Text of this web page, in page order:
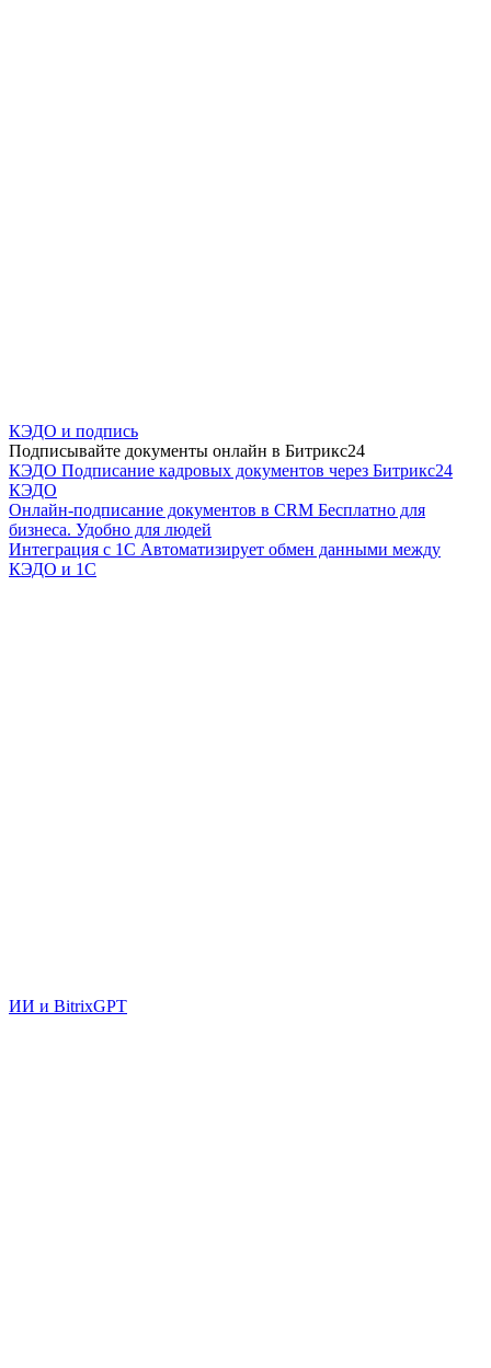
КЭДО и подпись
Подписывайте документы онлайн в Битрикс24
КЭДО Подписание кадровых документов через Битрикс24
КЭДО
Онлайн-подписание документов в CRM Бесплатно для
бизнеса. Удобно для людей
Интеграция с 1С Автоматизирует обмен данными между
КЭДО и 1С
ИИ и BitrixGPT